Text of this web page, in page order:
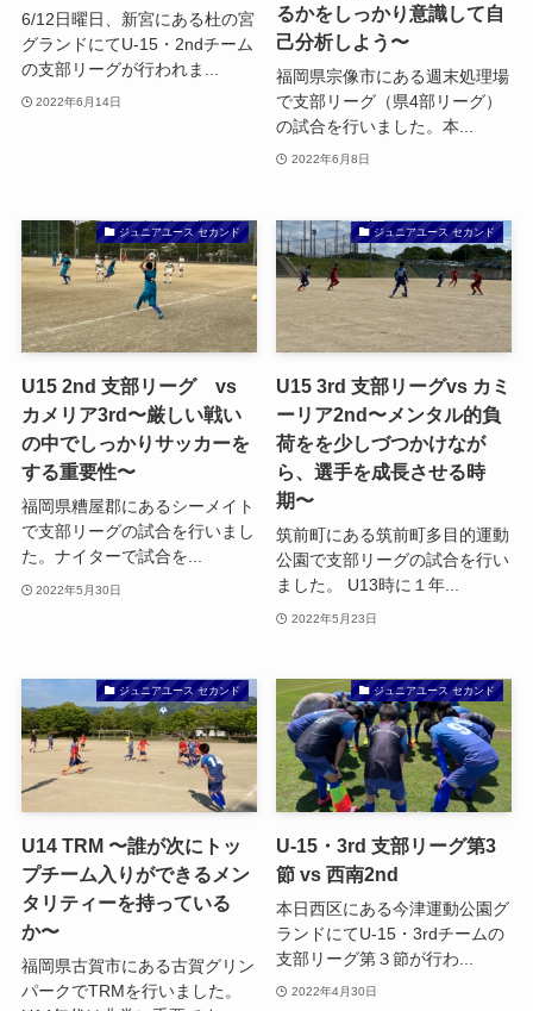
6/12日曜日、新宮にある杜の宮
グランドにてU-15・2ndチーム
の支部リーグが行われま...
2022年6月14日
るかをしっかり意識して自
己分析しよう〜
福岡県宗像市にある週末処理場
で支部リーグ（県4部リーグ）
の試合を行いました。本...
2022年6月8日
ジュニアユース セカンド
U15 2nd 支部リーグ vs
カメリア3rd〜厳しい戦い
の中でしっかりサッカーを
する重要性〜
福岡県糟屋郡にあるシーメイト
で支部リーグの試合を行いまし
た。ナイターで試合を...
2022年5月30日
ジュニアユース セカンド
U15 3rd 支部リーグvs カミ
ーリア2nd〜メンタル的負
荷をを少しづつかけなが
ら、選手を成長させる時
期〜
筑前町にある筑前町多目的運動
公園で支部リーグの試合を行い
ました。 U13時に１年...
2022年5月23日
ジュニアユース セカンド
U14 TRM 〜誰が次にトッ
プチーム入りができるメン
タリティーを持っている
か〜
福岡県古賀市にある古賀グリン
パークでTRMを行いました。
ジュニアユース セカンド
U-15・3rd 支部リーグ第3
節 vs 西南2nd
本日西区にある今津運動公園グ
ランドにてU-15・3rdチームの
支部リーグ第３節が行わ...
2022年4月30日